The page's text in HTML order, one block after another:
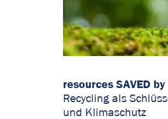
resources SAVED
Recycling als
und Klimaschutz